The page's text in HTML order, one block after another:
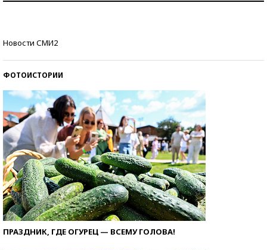
Новости СМИ2
ФОТОИСТОРИИ
ПРАЗДНИК, ГДЕ ОГУРЕЦ — ВСЕМУ ГОЛОВА!